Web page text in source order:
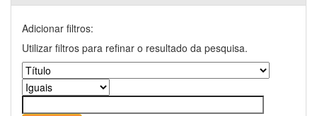
Adicionar filtros:
Utilizar filtros para refinar o resultado da pesquisa.